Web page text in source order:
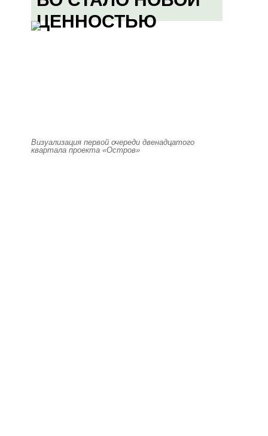
ЦЕННОСТЬЮ
Визуализация первой очереди двенадцатого
квартала проекта «Остров»